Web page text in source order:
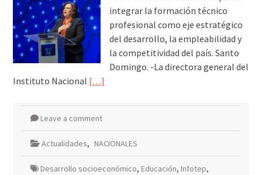
integrar la formación técnico
profesional como eje estratégico
del desarrollo, la empleabilidad y
la competitividad del país. Santo
Domingo. -La directora general del
Instituto Nacional […]
Leave a comment
Actualidades, NACIONALES
Desarrollo socioeconómico, Educación, Infotep,